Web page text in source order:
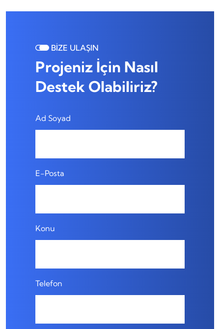
BİZE ULAŞIN
Projeniz İçin Nasıl
Destek Olabiliriz?
Ad Soyad
E-Posta
Konu
Telefon